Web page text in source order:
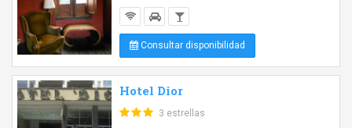
Consultar disponibilidad
Hotel Dior
3 estrellas